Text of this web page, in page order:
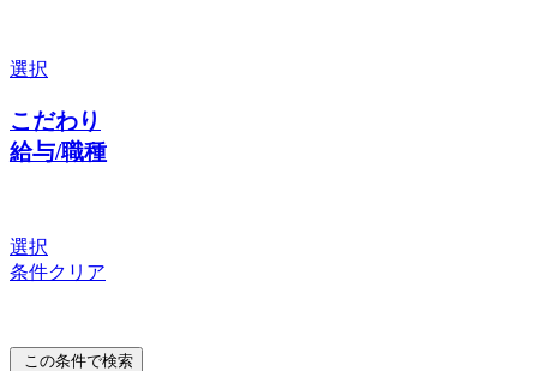
選択
こだわり
給与/職種
選択
条件クリア
この条件で検索